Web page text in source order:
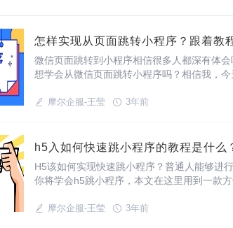
怎样实现从页面跳转小程序？跟着教
微信页面跳转到小程序相信很多人都深有体
想学会从微信页面跳转小程序吗？相信我，
摩尔企服-王莹 3年前
h5入如何快速跳小程序的教程是什么
H5该如何实现快速跳小程序？普通人能够进
你将学会h5跳小程序，本文在这里用到一款
摩尔企服-王莹 3年前